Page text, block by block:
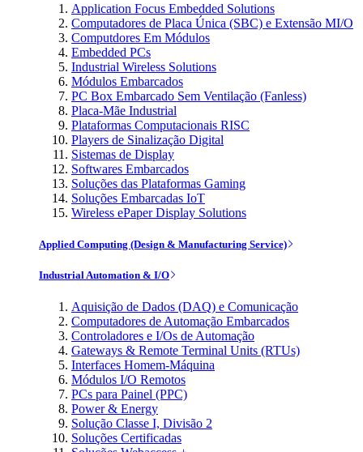
Application Focus Embedded Solutions
Computadores de Placa Única (SBC) e Extensão MI/O
Computdores Em Módulos
Embedded PCs
Industrial Wireless Solutions
Módulos Embarcados
PC Box Embarcado Sem Ventilação (Fanless)
Placa-Mãe Industrial
Plataformas Computacionais RISC
Players de Sinalização Digital
Sistemas de Display
Softwares Embarcados
Soluções das Plataformas Gaming
Soluções Embarcadas IoT
Wireless ePaper Display Solutions
Applied Computing (Design & Manufacturing Service)
Industrial Automation & I/O
Aquisição de Dados (DAQ) e Comunicação
Computadores de Automação Embarcados
Controladores e I/Os de Automação
Gateways & Remote Terminal Units (RTUs)
Interfaces Homem-Máquina
Módulos I/O Remotos
PCs para Painel (PPC)
Power & Energy
Solução Classe I, Divisão 2
Soluções Certificadas